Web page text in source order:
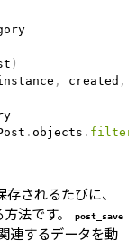
)
, created ,
. objects . filter
されるたびに、
法です。 post_save
連するデータを動